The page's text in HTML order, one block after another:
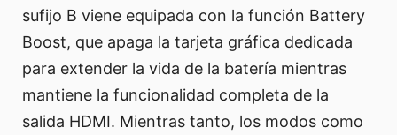
sufijo B viene equipada con la función Battery
Boost, que apaga la tarjeta gráfica dedicada
para extender la vida de la batería mientras
mantiene la funcionalidad completa de la
salida HDMI. Mientras tanto, los modos como